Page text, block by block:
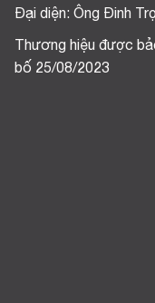
Đại diện: Ông Đinh
Thương hiệu được
bố 25/08/2023